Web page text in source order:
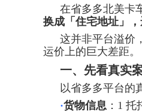
在省多多北美卡
换成「住宅地址」
这并非平台溢价
运价上的巨大差距。
一、先看真实
以省多多平台的
·货物信息 ：1